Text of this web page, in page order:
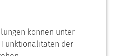
können unter
der
2026
Nach oben